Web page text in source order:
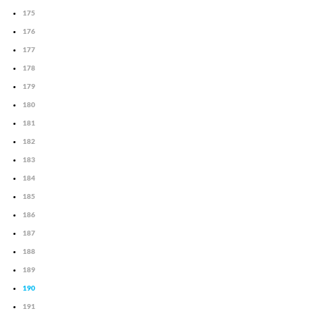
175
176
177
178
179
180
181
182
183
184
185
186
187
188
189
190
191